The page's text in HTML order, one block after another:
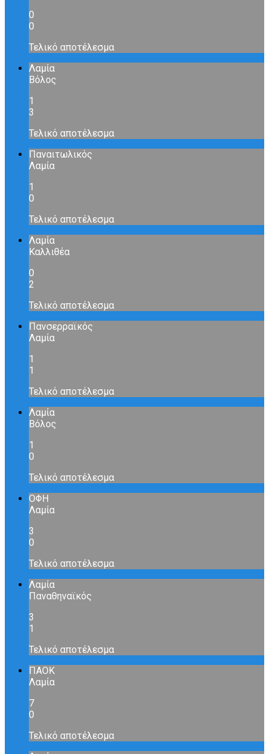
0
0
Τελικό αποτέλεσμα
Λαμία
Βόλος
1
3
Τελικό αποτέλεσμα
Παναιτωλικός
Λαμία
1
0
Τελικό αποτέλεσμα
Λαμία
Καλλιθέα
0
2
Τελικό αποτέλεσμα
Πανσερραϊκός
Λαμία
1
1
Τελικό αποτέλεσμα
Λαμία
Βόλος
1
0
Τελικό αποτέλεσμα
ΟΦΗ
Λαμία
3
0
Τελικό αποτέλεσμα
Λαμία
Παναθηναϊκός
3
1
Τελικό αποτέλεσμα
ΠΑΟΚ
Λαμία
7
0
Τελικό αποτέλεσμα